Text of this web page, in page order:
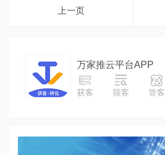
上一页
万家推云平台APP
获客 筛客 管客